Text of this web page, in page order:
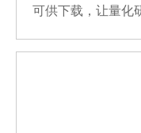
可供下载，让量化